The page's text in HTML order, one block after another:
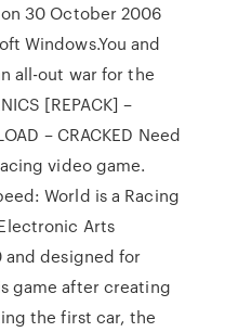
30 October 2006
Windows.You and
all-out war for the
[REPACK] –
– CRACKED Need
video game.
World is a Racing
Arts
and designed for
game after creating
the first car, the